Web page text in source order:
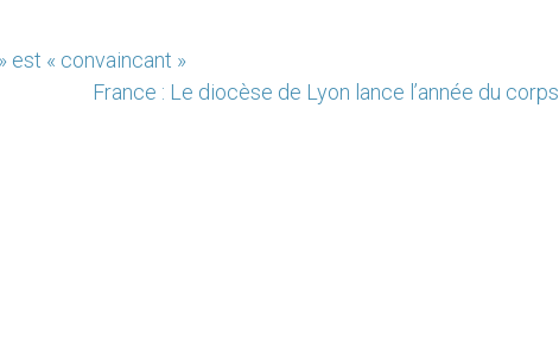
est « convaincant »
France : Le diocèse de Lyon lance l’année du corps